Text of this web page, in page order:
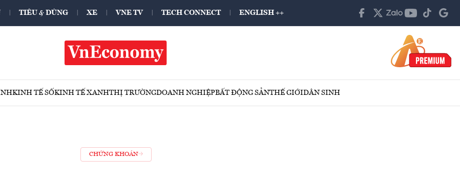
TIÊU & DÙNG XE VNE TV TECH CONNECT ENGLISH ++
KINH TẾ SỐKINH TẾ XANHTHỊ TRƯỜNGDOANH NGHIỆPBẤT ĐỘNG SẢNTHẾ GIỚIDÂN SINH
CHỨNG KHOÁN